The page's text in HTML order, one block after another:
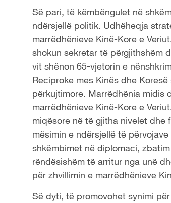
Së pari, të këmbëngulet në
ndërsjellë politik. Udhëheqja
marrëdhënieve Kinë-Kore e
shokun sekretar të përgjithshëm
vit shënon 65-vjetorin e
Reciproke mes Kinës dhe
përkujtimore. Marrëdhënia midis
marrëdhënieve Kinë-Kore e
miqësore në të gjitha nivelet dhe
mësimin e ndërsjellë të
shkëmbimet në diplomaci,
rëndësishëm të arritur nga unë
për zhvillimin e marrëdhënieve
Së dyti, të promovohet synimi